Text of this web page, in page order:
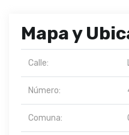
Mapa y
Calle:
Número:
Comuna: